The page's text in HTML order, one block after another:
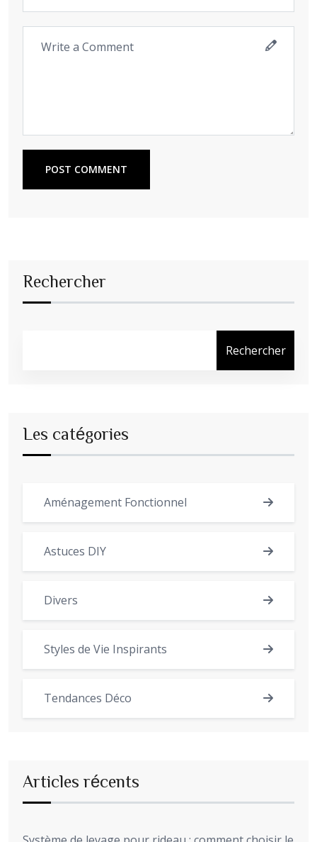
POST COMMENT
Rechercher
Rechercher
Les catégories
Aménagement Fonctionnel
Astuces DIY
Divers
Styles de Vie Inspirants
Tendances Déco
Articles récents